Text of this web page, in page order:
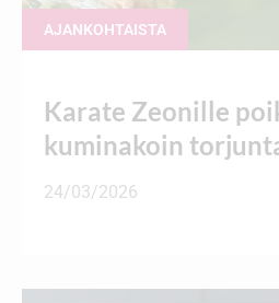
AJANKOHTAISTA
Karate Zeonille
kuminakoin
24/03/2026